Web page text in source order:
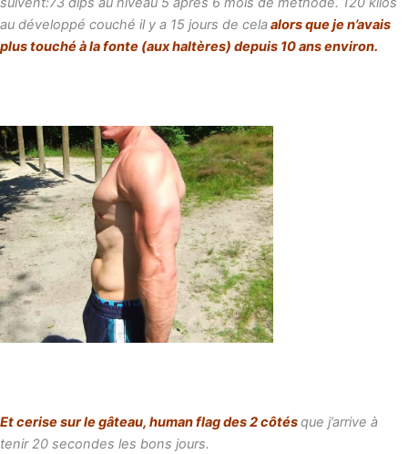
au développé couché il y a 15 jours de celaalors que je n’avais
plus touché à la fonte (aux haltères) depuis 10 ans environ.
Et cerise sur le gâteau, human flag des 2 côtésque j’arrive à
tenir 20 secondes les bons jours.